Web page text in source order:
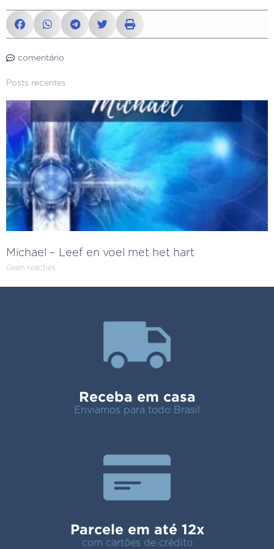
comentário
Posts recentes
Michael – Leef en voel met het hart
Geen reacties
Receba em casa
Enviamos para todo Brasil
Parcele em até 12x
com cartões de crédito